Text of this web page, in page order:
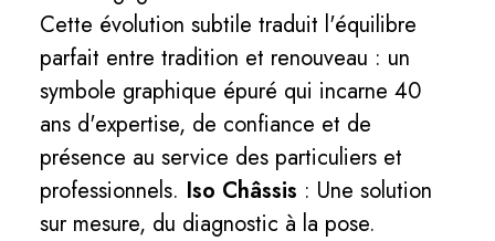
Cette évolution subtile traduit l'équilibre
parfait entre tradition et renouveau : un
symbole graphique épuré qui incarne 40
ans d'expertise, de confiance et de
présence au service des particuliers et
professionnels. Iso Châssis : Une solution
sur mesure, du diagnostic à la pose.